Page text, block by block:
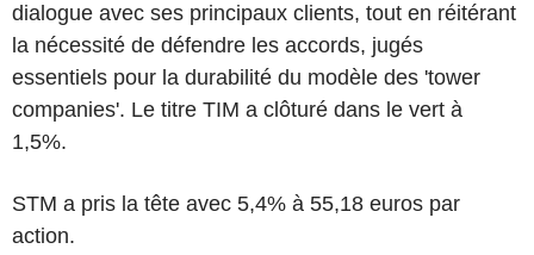
dialogue avec ses principaux clients, tout en réitérant
la nécessité de défendre les accords, jugés
essentiels pour la durabilité du modèle des 'tower
companies'. Le titre TIM a clôturé dans le vert à
1,5%.
STM a pris la tête avec 5,4% à 55,18 euros par
action.